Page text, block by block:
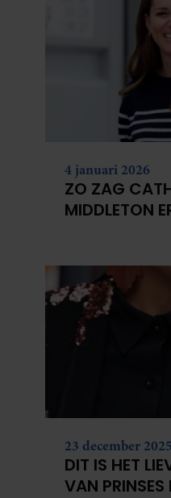
4 januari 2026
ZO ZAG
MIDDLETON
23 december 2025
DIT IS HET
VAN PRINSES